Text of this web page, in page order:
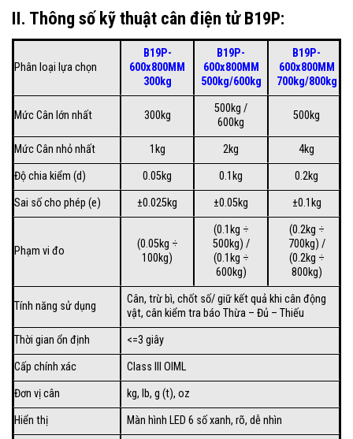
II. Thông số kỹ thuật cân điện tử B19P:
Phân loại lựa chọn
B19P-
600x800MM
300kg
B19P-
600x800MM
500kg/600kg
B19P-
600x800MM
700kg/800kg
Mức Cân lớn nhất 300kg
500kg /
600kg
500kg
Mức Cân nhỏ nhất 1kg 2kg
4kg
Độ chia kiểm (d)
0.05kg 0.1kg
0.2kg
Sai số cho phép (e)
±0.025kg ±0.05kg ±0.1kg
Phạm vi đo
(0.05kg ÷
100kg)
(0.1kg ÷
500kg) /
(0.1kg ÷
600kg)
(0.2kg ÷
700kg) /
(0.2kg ÷
800kg)
Tính năng sử dụng
Cân, trừ bì, chốt số/ giữ kết quả khi cân động
vật, cân kiểm tra báo Thừa – Đủ – Thiếu
Thời gian ổn định
<=3 giây
Cấp chính xác
Class III OIML
Đơn vị cân
kg, lb, g (t), oz
Hiển thị
Màn hình LED 6 số xanh, rõ, dễ nhìn